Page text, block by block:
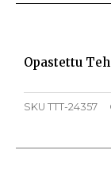
Opastettu
SKU TTT-24357